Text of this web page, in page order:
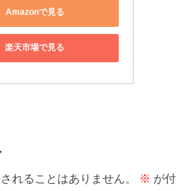
Amazonで見る
楽天市場で見る
れることはありません。 ※ が付